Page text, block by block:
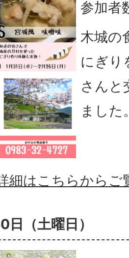
参加者
木城の
にぎり
さんと
ました
細はこちらからご
（土曜日）